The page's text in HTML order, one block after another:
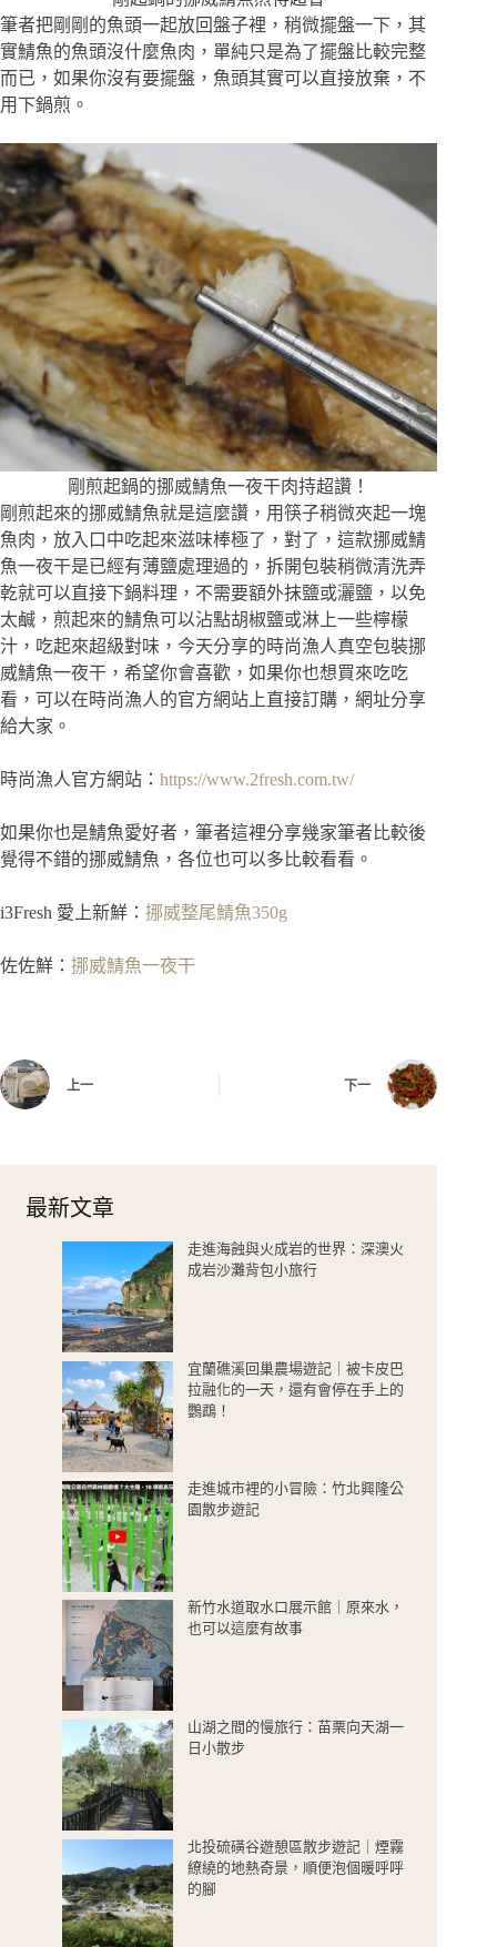
筆者把剛剛的魚頭一起放回盤子裡，稍微擺盤一下，其
實鯖魚的魚頭沒什麼魚肉，單純只是為了擺盤比較完整
而已，如果你沒有要擺盤，魚頭其實可以直接放棄，不
用下鍋煎。
剛煎起鍋的挪威鯖魚一夜干肉持超讚！
剛煎起來的挪威鯖魚就是這麼讚，用筷子稍微夾起一塊
魚肉，放入口中吃起來滋味棒極了，對了，這款挪威鯖
魚一夜干是已經有薄鹽處理過的，拆開包裝稍微清洗弄
乾就可以直接下鍋料理，不需要額外抹鹽或灑鹽，以免
太鹹，煎起來的鯖魚可以沾點胡椒鹽或淋上一些檸檬
汁，吃起來超級對味，今天分享的時尚漁人真空包裝挪
威鯖魚一夜干，希望你會喜歡，如果你也想買來吃吃
看，可以在時尚漁人的官方網站上直接訂購，網址分享
給大家。
時尚漁人官方網站： https://www.2fresh.com.tw/
如果你也是鯖魚愛好者，筆者這裡分享幾家筆者比較後
覺得不錯的挪威鯖魚，各位也可以多比較看看。
i3Fresh 愛上新鮮： 挪威整尾鯖魚350g
佐佐鮮： 挪威鯖魚一夜干
上一 下一
最新文章
走進海蝕與火成岩的世界：深澳火
成岩沙灘背包小旅行
宜蘭礁溪回巢農場遊記｜被卡皮巴
拉融化的一天，還有會停在手上的
鸚鵡！
走進城市裡的小冒險：竹北興隆公
園散步遊記
新竹水道取水口展示館｜原來水，
也可以這麼有故事
山湖之間的慢旅行：苗栗向天湖一
日小散步
北投硫磺谷遊憩區散步遊記｜煙霧
繚繞的地熱奇景，順便泡個暖呼呼
的腳